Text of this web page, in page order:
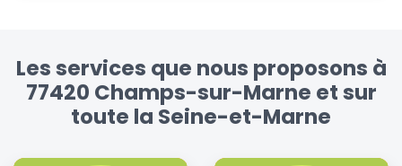
Les services que nous proposons à
77420 Champs-sur-Marne et sur
toute la Seine-et-Marne